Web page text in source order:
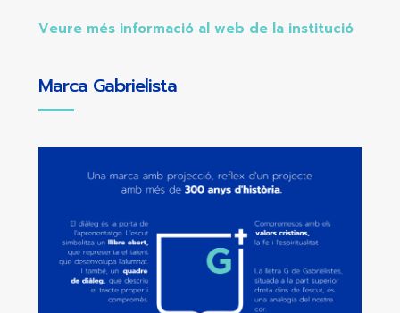
Veure més informació al web de la institució
Marca Gabrielista